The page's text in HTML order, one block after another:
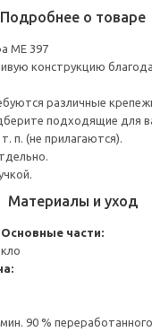
Подробнее о товаре
ME 397
конструкцию
различные
подходящие для
п. (не прилагаются).
Материалы и уход
Основные части:
90 %